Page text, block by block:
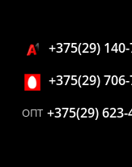
+375(29)
+375(29)
ОПТ +375(29) 623-